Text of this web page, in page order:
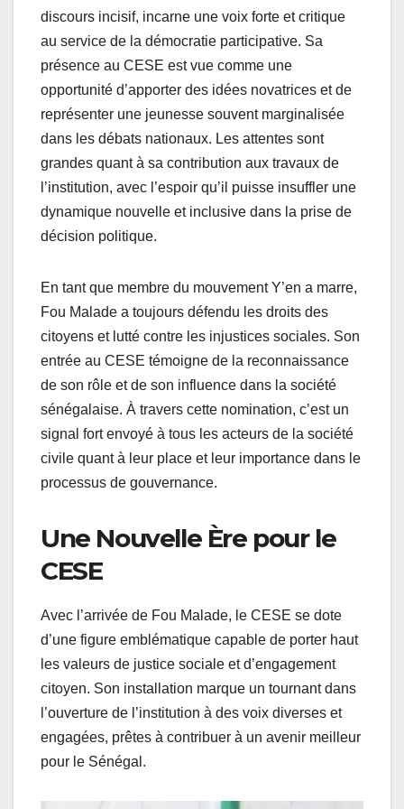
discours incisif, incarne une voix forte et critique
au service de la démocratie participative. Sa
présence au CESE est vue comme une
opportunité d’apporter des idées novatrices et de
représenter une jeunesse souvent marginalisée
dans les débats nationaux. Les attentes sont
grandes quant à sa contribution aux travaux de
l’institution, avec l’espoir qu’il puisse insuffler une
dynamique nouvelle et inclusive dans la prise de
décision politique.
En tant que membre du mouvement Y’en a marre,
Fou Malade a toujours défendu les droits des
citoyens et lutté contre les injustices sociales. Son
entrée au CESE témoigne de la reconnaissance
de son rôle et de son influence dans la société
sénégalaise. À travers cette nomination, c’est un
signal fort envoyé à tous les acteurs de la société
civile quant à leur place et leur importance dans le
processus de gouvernance.
Une Nouvelle Ère pour le
CESE
Avec l’arrivée de Fou Malade, le CESE se dote
d’une figure emblématique capable de porter haut
les valeurs de justice sociale et d’engagement
citoyen. Son installation marque un tournant dans
l’ouverture de l’institution à des voix diverses et
engagées, prêtes à contribuer à un avenir meilleur
pour le Sénégal.